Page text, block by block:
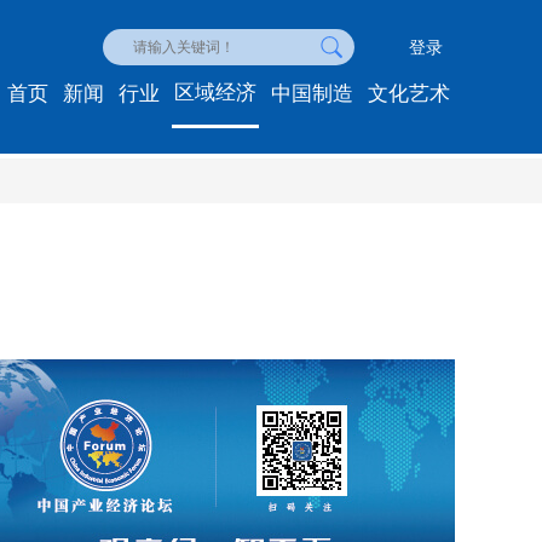
登录
首页 新闻 行业 区域经济 中国制造 文化艺术